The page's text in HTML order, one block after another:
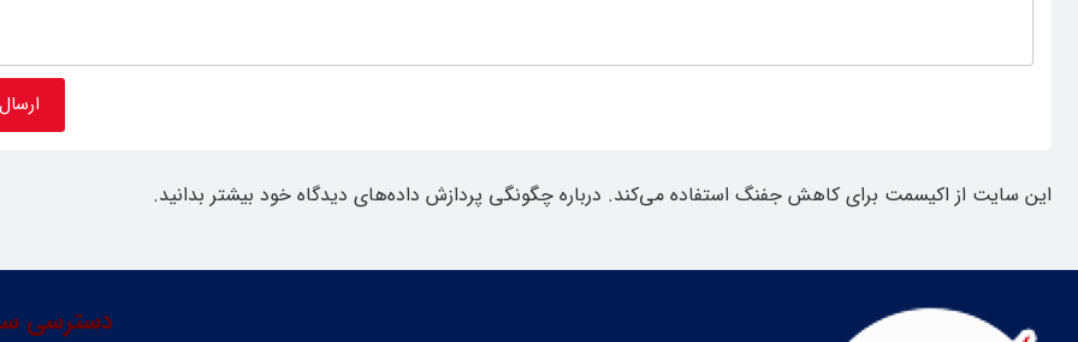
این سایت از اکیسمت برای کاهش جفنگ استفاده می‌کند. درباره چگونگی پردازش داده‌های دیدگاه خود بیشتر بدانید.
دسترسی